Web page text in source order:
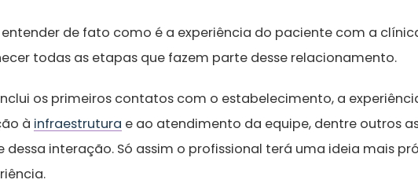
entender de fato como é a experiência do paciente com a
todas as etapas que fazem parte desse relacionamento.
os primeiros contatos com o estabelecimento, a
à infraestrutura e ao atendimento da equipe, dentre outros
dessa interação. Só assim o profissional terá uma ideia mais